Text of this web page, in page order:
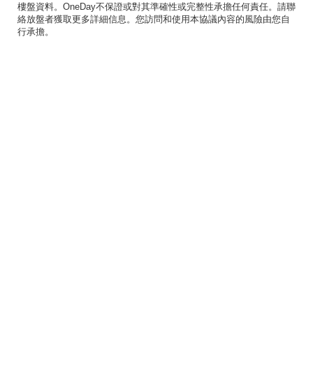
樓盤資料。OneDay不保證或對其準確性或完整性承擔任何責任。請聯
絡放盤者獲取更多詳細信息。您訪問和使用本協議內容的風險由您自
行承擔。